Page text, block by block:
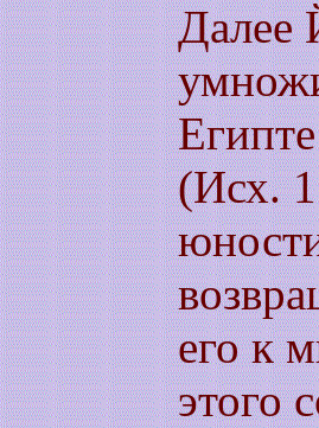
Далее
(Исх.
его к
этого